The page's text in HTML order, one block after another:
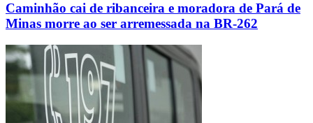
Caminhão cai de ribanceira e moradora de Pará de
Minas morre ao ser arremessada na BR-262